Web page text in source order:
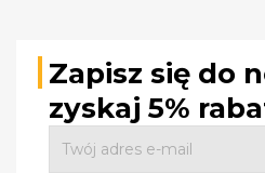
Zapisz się do
zyskaj 5%